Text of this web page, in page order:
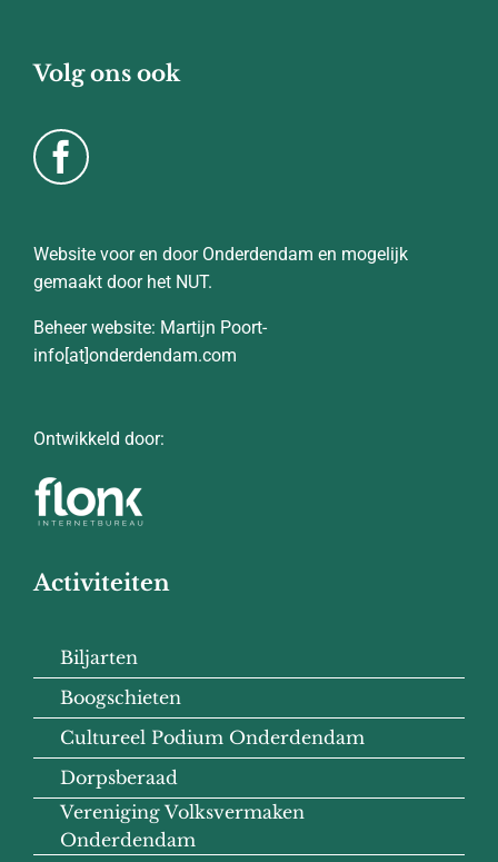
Volg ons ook
Website voor en door Onderdendam en mogelijk
gemaakt door het NUT.
Beheer website: Martijn Poort-
info[at]onderdendam.com
Ontwikkeld door:
Activiteiten
Biljarten
Boogschieten
Cultureel Podium Onderdendam
Dorpsberaad
Vereniging Volksvermaken
Onderdendam